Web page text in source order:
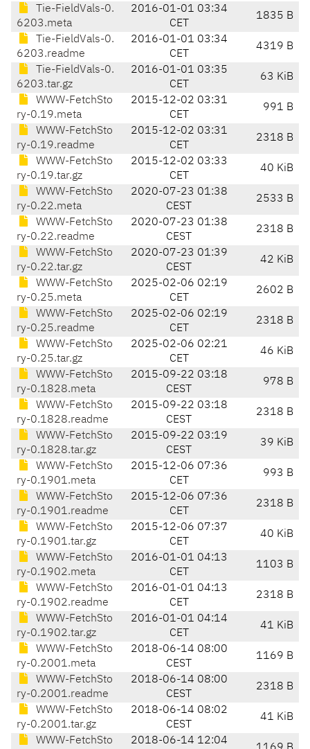
Tie-FieldVals-0.
6203.meta
2016-01-01 03:34
CET
1835 B
Tie-FieldVals-0.
6203.readme
2016-01-01 03:34
CET
4319 B
Tie-FieldVals-0.
6203.tar.gz
2016-01-01 03:35
CET
63 KiB
WWW-FetchSto
ry-0.19.meta
2015-12-02 03:31
CET
991 B
WWW-FetchSto
ry-0.19.readme
2015-12-02 03:31
CET
2318 B
WWW-FetchSto
ry-0.19.tar.gz
2015-12-02 03:33
CET
40 KiB
WWW-FetchSto
ry-0.22.meta
2020-07-23 01:38
CEST
2533 B
WWW-FetchSto
ry-0.22.readme
2020-07-23 01:38
CEST
2318 B
WWW-FetchSto
ry-0.22.tar.gz
2020-07-23 01:39
CEST
42 KiB
WWW-FetchSto
ry-0.25.meta
2025-02-06 02:19
CET
2602 B
WWW-FetchSto
ry-0.25.readme
2025-02-06 02:19
CET
2318 B
WWW-FetchSto
ry-0.25.tar.gz
2025-02-06 02:21
CET
46 KiB
WWW-FetchSto
ry-0.1828.meta
2015-09-22 03:18
CEST
978 B
WWW-FetchSto
ry-0.1828.readme
2015-09-22 03:18
CEST
2318 B
WWW-FetchSto
ry-0.1828.tar.gz
2015-09-22 03:19
CEST
39 KiB
WWW-FetchSto
ry-0.1901.meta
2015-12-06 07:36
CET
993 B
WWW-FetchSto
ry-0.1901.readme
2015-12-06 07:36
CET
2318 B
WWW-FetchSto
ry-0.1901.tar.gz
2015-12-06 07:37
CET
40 KiB
WWW-FetchSto
ry-0.1902.meta
2016-01-01 04:13
CET
1103 B
WWW-FetchSto
ry-0.1902.readme
2016-01-01 04:13
CET
2318 B
WWW-FetchSto
ry-0.1902.tar.gz
2016-01-01 04:14
CET
41 KiB
WWW-FetchSto
ry-0.2001.meta
2018-06-14 08:00
CEST
1169 B
WWW-FetchSto
ry-0.2001.readme
2018-06-14 08:00
CEST
2318 B
WWW-FetchSto
ry-0.2001.tar.gz
2018-06-14 08:02
CEST
41 KiB
WWW-FetchSto
2018-06-14 12:04